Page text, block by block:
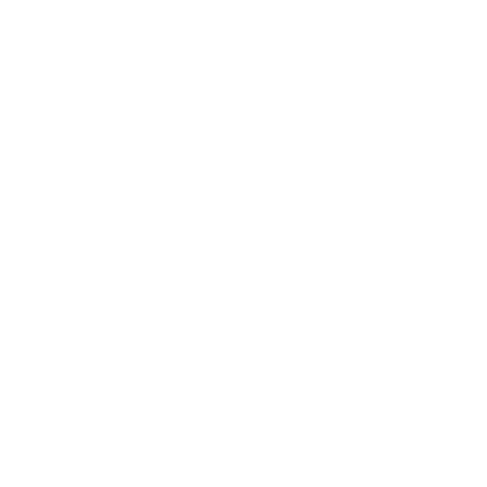
από καθαριστικά, τόνερ, κρέμες, ορούς,